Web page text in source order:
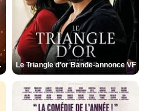
STFR Le Triangle d'or Bande-annonce VF